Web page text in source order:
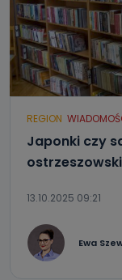
REGION
Japonki czy
13.10.2025 09:21
Ewa